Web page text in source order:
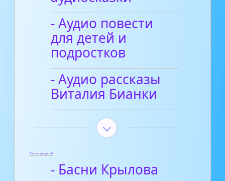
- Аудио повести
для детей и
подростков
- Аудио рассказы
Виталия Бианки
Басни для детей
- Басни Крылова